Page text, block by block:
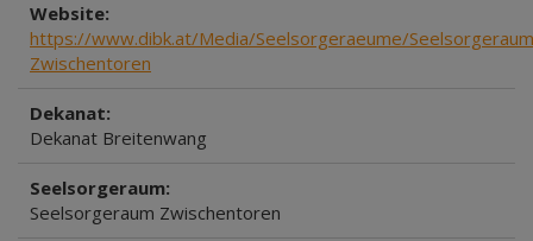
Website:
https://www.dibk.at/Media/Seelsorgeraeume/
Zwischentoren
Dekanat:
Dekanat Breitenwang
Seelsorgeraum:
Seelsorgeraum Zwischentoren